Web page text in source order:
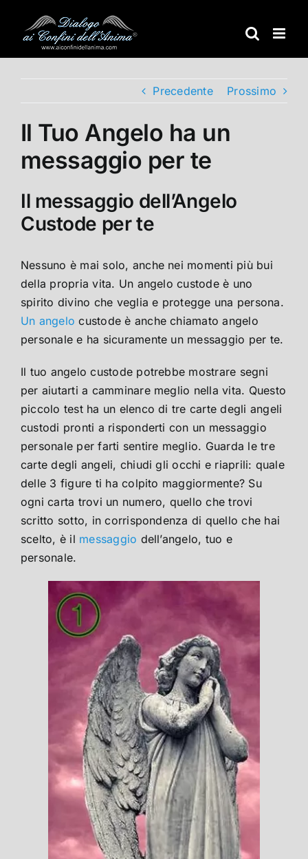
contenuto
Precedente Prossimo
Il Tuo Angelo ha un
messaggio per te
Il messaggio dell’Angelo
Custode per te
Nessuno è mai solo, anche nei momenti più bui
della propria vita. Un angelo custode è uno
spirito divino che veglia e protegge una persona.
Un angelo custode è anche chiamato angelo
personale e ha sicuramente un messaggio per te.
Il tuo angelo custode potrebbe mostrare segni
per aiutarti a camminare meglio nella vita. Questo
piccolo test ha un elenco di tre carte degli angeli
custodi pronti a risponderti con un messaggio
personale per farti sentire meglio. Guarda le tre
carte degli angeli, chiudi gli occhi e riaprili: quale
delle 3 figure ti ha colpito maggiormente? Su
ogni carta trovi un numero, quello che trovi
scritto sotto, in corrispondenza di quello che hai
scelto, è il messaggio dell’angelo, tuo e
personale.